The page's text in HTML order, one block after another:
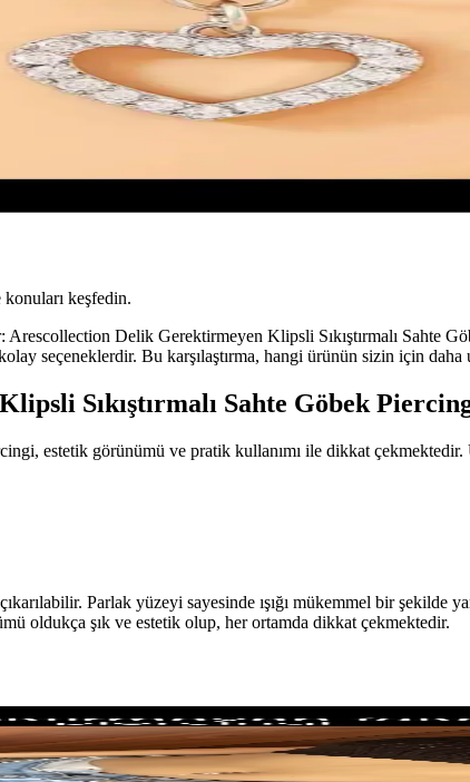
konuları keşfedin.
Delik Gerektirmeyen Klipsli Sıkıştırmalı Sahte
seçeneklerdir. Bu karşılaştırma, hangi ürünün sizin için
Sıkıştırmalı Sahte Göbek
estetik görünümü ve pratik kullanımı ile dikkat
Parlak yüzeyi sayesinde ışığı mükemmel bir şekilde
oldukça şık ve estetik olup, her ortamda dikkat çekmektedir.
ve Sallantılı Modeller